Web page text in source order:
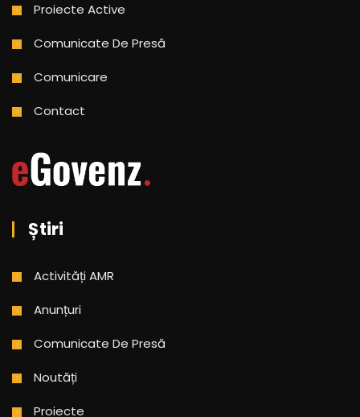
Proiecte Active
Comunicate De Presă
Comunicare
Contact
Știri
Activități AMR
Anunțuri
Comunicate De Presă
Noutăți
Proiecte